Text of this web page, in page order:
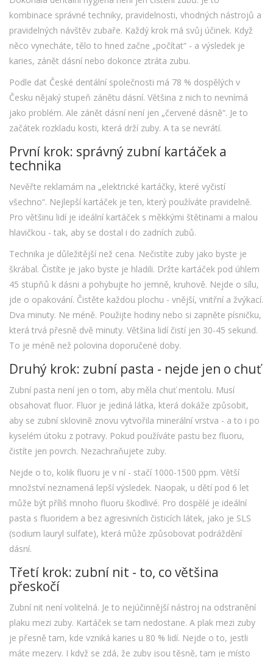
kombinace správné techniky, pravidelnosti, vhodných nástrojů a
pravidelných návštěv zubaře. Každý krok má svůj účinek. Když
něco vynecháte, tělo to hned začne „počítat“ - a výsledek je
karies, zánět dásní nebo dokonce ztráta zubu.
Podle dat České dentální společnosti má 78 % dospělých v
Česku nějaký stupeň zánětu dásní. Většina z nich to nevnímá
jako problém. Ale zánět dásní není jen „červené dásně“. Je to
začátek rozkladu kosti, která drží zuby. A ta se nevrátí.
První krok: správný zubní kartáček a
technika
Nevěřte reklamám na „elektrické kartáčky, které vyčistí
všechno“. Nejlepší kartáček je ten, který používáte pravidelně.
Pro většinu lidí je ideální kartáček s měkkými štětinami a malou
hlavičkou - tak, aby se dostal i do zadních zubů.
Technika je důležitější než cena. Nečistíte zuby jako byste je
škrábal. Čistíte je jako byste je hladili. Držte kartáček pod úhlem
45 stupňů k dásni a pohybujte ho jemně, kruhově. Nejde o sílu,
jde o opakování. Čistěte každou plochu - vnější, vnitřní a žvýkací.
Dva minuty. Ne méně. Použijte hodiny nebo si zapněte písničku,
která trvá přesně dvě minuty. Většina lidí čistí jen 30-45 sekund.
To je méně než polovina doporučené doby.
Druhý krok: zubní pasta - nejde jen o chuť
Zubní pasta není jen o tom, aby měla chuť mentolu. Musí
obsahovat fluor. Fluor je jediná látka, která dokáže způsobit,
aby se zubní sklovině znovu vytvořila minerální vrstva - a to i po
kyselém útoku z potravy. Pokud používáte pastu bez fluoru,
čistíte jen povrch. Nezachraňujete zuby.
Nejde o to, kolik fluoru je v ní - stačí 1000-1500 ppm. Větší
množství neznamená lepší výsledek. Naopak, u dětí pod 6 let
může být příliš mnoho fluoru škodlivé. Pro dospělé je ideální
pasta s fluoridem a bez agresivních čisticích látek, jako je SLS
(sodium lauryl sulfate), která může způsobovat podráždění
dásní.
Třetí krok: zubní nit - to, co většina
přeskočí
Zubní nit není volitelná. Je to nejúčinnější nástroj na odstranění
plaku mezi zuby. Kartáček se tam nedostane. A plak mezi zuby
je přesně tam, kde vzniká karies u 80 % lidí. Nejde o to, jestli
máte mezery. I když se zdá, že zuby jsou těsně, tam je místo